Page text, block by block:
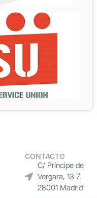
CONTACTO
C/ Príncipe de
Vergara, 13 7.
28001 Madrid